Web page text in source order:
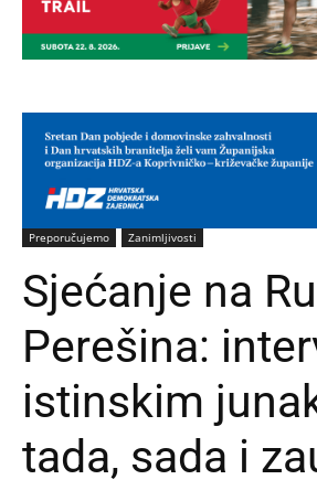
Preporučujemo Zanimljivosti
Sjećanje na
Perešina:
istinskim
tada, sada i